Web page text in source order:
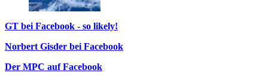
GT bei Facebook - so likely!
Norbert Gisder bei Facebook
Der MPC auf Facebook